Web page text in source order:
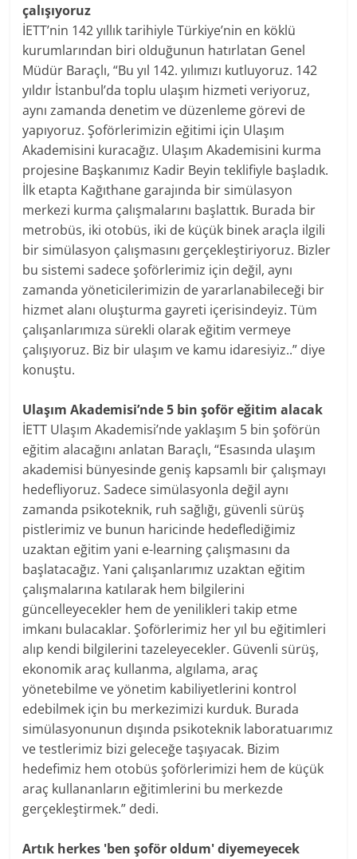
çalışıyoruz
İETT’nin 142 yıllık tarihiyle Türkiye’nin en köklü
kurumlarından biri olduğunun hatırlatan Genel
Müdür Baraçlı, “Bu yıl 142. yılımızı kutluyoruz. 142
yıldır İstanbul’da toplu ulaşım hizmeti veriyoruz,
aynı zamanda denetim ve düzenleme görevi de
yapıyoruz. Şoförlerimizin eğitimi için Ulaşım
Akademisini kuracağız. Ulaşım Akademisini kurma
projesine Başkanımız Kadir Beyin teklifiyle başladık.
İlk etapta Kağıthane garajında bir simülasyon
merkezi kurma çalışmalarını başlattık. Burada bir
metrobüs, iki otobüs, iki de küçük binek araçla ilgili
bir simülasyon çalışmasını gerçekleştiriyoruz. Bizler
bu sistemi sadece şoförlerimiz için değil, aynı
zamanda yöneticilerimizin de yararlanabileceği bir
hizmet alanı oluşturma gayreti içerisindeyiz. Tüm
çalışanlarımıza sürekli olarak eğitim vermeye
çalışıyoruz. Biz bir ulaşım ve kamu idaresiyiz..” diye
konuştu.
Ulaşım Akademisi’nde 5 bin şoför eğitim alacak
İETT Ulaşım Akademisi’nde yaklaşım 5 bin şoförün
eğitim alacağını anlatan Baraçlı, “Esasında ulaşım
akademisi bünyesinde geniş kapsamlı bir çalışmayı
hedefliyoruz. Sadece simülasyonla değil aynı
zamanda psikoteknik, ruh sağlığı, güvenli sürüş
pistlerimiz ve bunun haricinde hedeflediğimiz
uzaktan eğitim yani e-learning çalışmasını da
başlatacağız. Yani çalışanlarımız uzaktan eğitim
çalışmalarına katılarak hem bilgilerini
güncelleyecekler hem de yenilikleri takip etme
imkanı bulacaklar. Şoförlerimiz her yıl bu eğitimleri
alıp kendi bilgilerini tazeleyecekler. Güvenli sürüş,
ekonomik araç kullanma, algılama, araç
yönetebilme ve yönetim kabiliyetlerini kontrol
edebilmek için bu merkezimizi kurduk. Burada
simülasyonunun dışında psikoteknik laboratuarımız
ve testlerimiz bizi geleceğe taşıyacak. Bizim
hedefimiz hem otobüs şoförlerimizi hem de küçük
araç kullananların eğitimlerini bu merkezde
gerçekleştirmek.” dedi.
Artık herkes 'ben şoför oldum' diyemeyecek